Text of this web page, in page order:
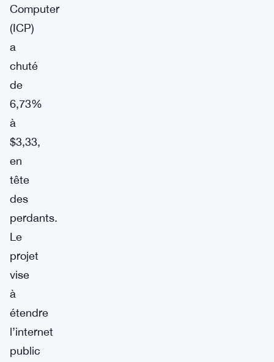
Computer
(ICP)
a
chuté
de
6,73%
à
$3,33,
en
tête
des
perdants.
Le
projet
vise
à
étendre
l’internet
public